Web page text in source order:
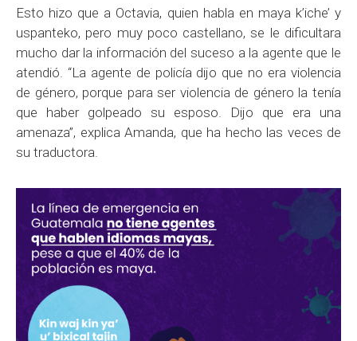
Esto hizo que a Octavia, quien habla en maya k’iche’ y
uspanteko, pero muy poco castellano, se le dificultara
mucho dar la información del suceso a la agente que le
atendió. “La agente de policía dijo que no era violencia
de género, porque para ser violencia de género la tenía
que haber golpeado su esposo. Dijo que era una
amenaza”, explica Amanda, que ha hecho las veces de
su traductora.